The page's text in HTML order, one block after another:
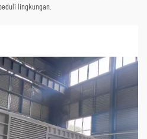
lingkungan.